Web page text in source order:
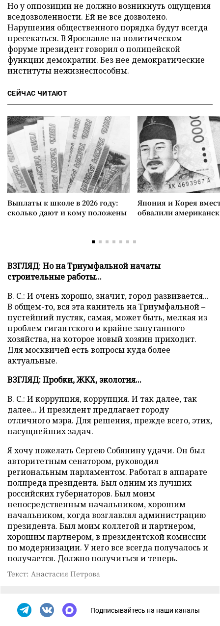
Но у оппозиции не должно возникнуть ощущения
вседозволенности. Ей не все дозволено.
Нарушения общественного порядка будут всегда
пресекаться. В Ярославле на политическом
форуме президент говорил о полицейской
функции демократии. Без нее демократические
институты нежизнеспособны.
СЕЙЧАС ЧИТАЮТ
Выплаты к школе в 2026 году:
сколько дают и кому положены
Япония и Корея
обвалили
ВЗГЛЯД: Но на Триумфальной начаты
строительные работы...
В. С.: И очень хорошо, значит, город развивается...
В общем-то, вся эта канитель на Триумфальной –
пустейший пустяк, самая, может быть, мелкая из
проблем гигантского и крайне запутанного
хозяйства, на которое новый хозяин приходит.
Для москвичей есть вопросы куда более
актуальные.
ВЗГЛЯД: Пробки, ЖКХ, экология...
В. С.: И коррупция, коррупция. И так далее, так
далее... И президент предлагает городу
отличного мэра. Для решения, прежде всего, этих,
насущнейших задач.
Я хочу пожелать Сергею Собянину удачи. Он был
авторитетным сенатором, руководил
региональным парламентом. Работал в аппарате
полпреда президента. Был одним из лучших
российских губернаторов. Был моим
непосредственным начальником, хорошим
начальником, когда возглавлял администрацию
президента. Был моим коллегой и партнером,
хорошим партнером, в президентской комиссии
по модернизации. У него все всегда получалось и
получается. Должно получиться и теперь.
Текст: Анастасия Петрова
Подписывайтесь на наши каналы